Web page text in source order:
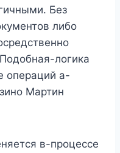
Без
либо
логика
операций а-
Мартин
в-процессе